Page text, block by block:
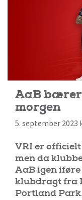
AaB
morgen
5. september 2023
VRI er
men da
AaB igen
klubdragt fra
Portland